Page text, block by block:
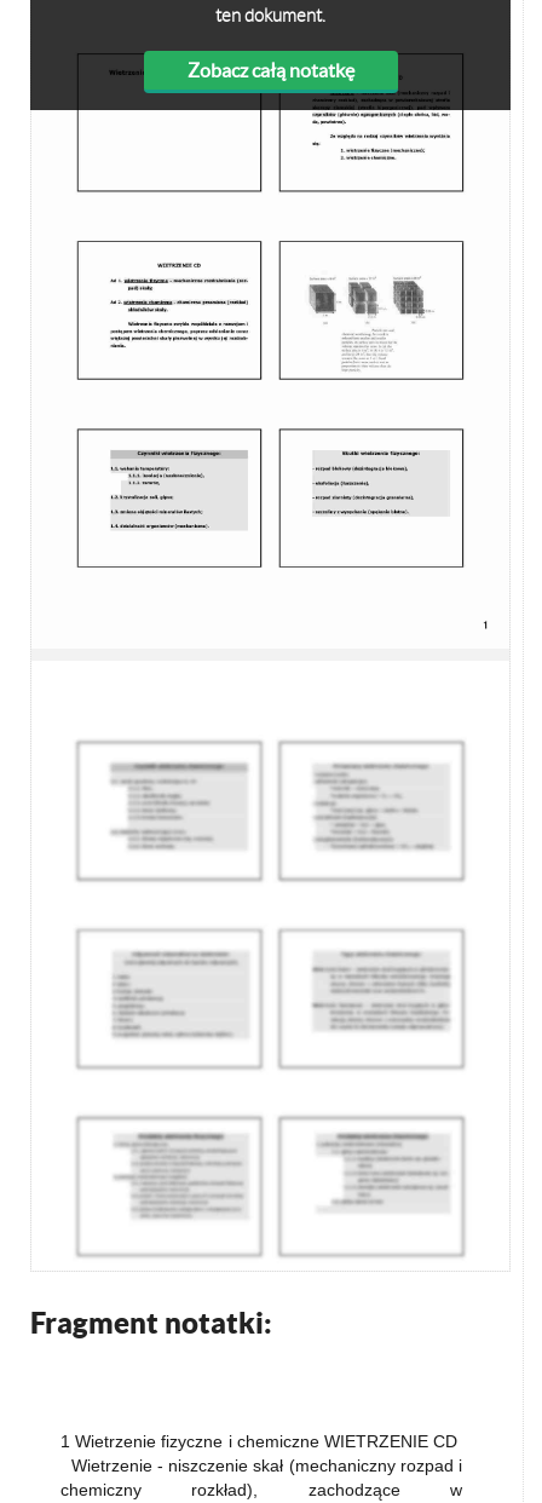
ten dokument.
Zobacz całą notatkę
Fragment notatki:
1 Wietrzenie fizyczne i chemiczne WIETRZENIE CD
Wietrzenie - niszczenie skał (mechaniczny rozpad i
chemiczny rozkład), zachodzące w